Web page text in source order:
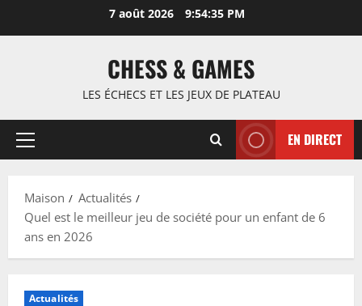
7 août 2026 9:54:36 PM
CHESS & GAMES
LES ÉCHECS ET LES JEUX DE PLATEAU
Menu
EN DIRECT
Maison
Actualités
Quel est le meilleur jeu de société pour un enfant de 6
ans en 2026
Actualités